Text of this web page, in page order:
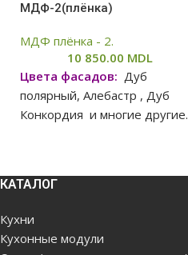
МДФ-2(плёнка)
МДФ плёнка - 2.
10 850.00 MDL
Цвета фасадов: Дуб
полярный, Алебастр , Дуб
Конкордия и многие другие.
ситуацией, цены на сайте
большую или меньшую
степень от реальных цен,
КАТАЛОГ
Кухни
Кухонные модули